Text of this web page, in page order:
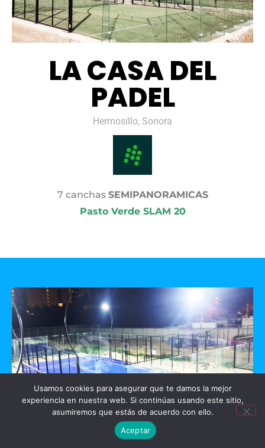
LA CASA DEL
PADEL
Hermosillo, Sonora
7 canchas SEMIPANORAMICAS
Pasto Verde SLAM 20
Usamos cookies para asegurar que te damos la mejor
experiencia en nuestra web. Si continúas usando este sitio,
asumiremos que estás de acuerdo con ello.
Aceptar